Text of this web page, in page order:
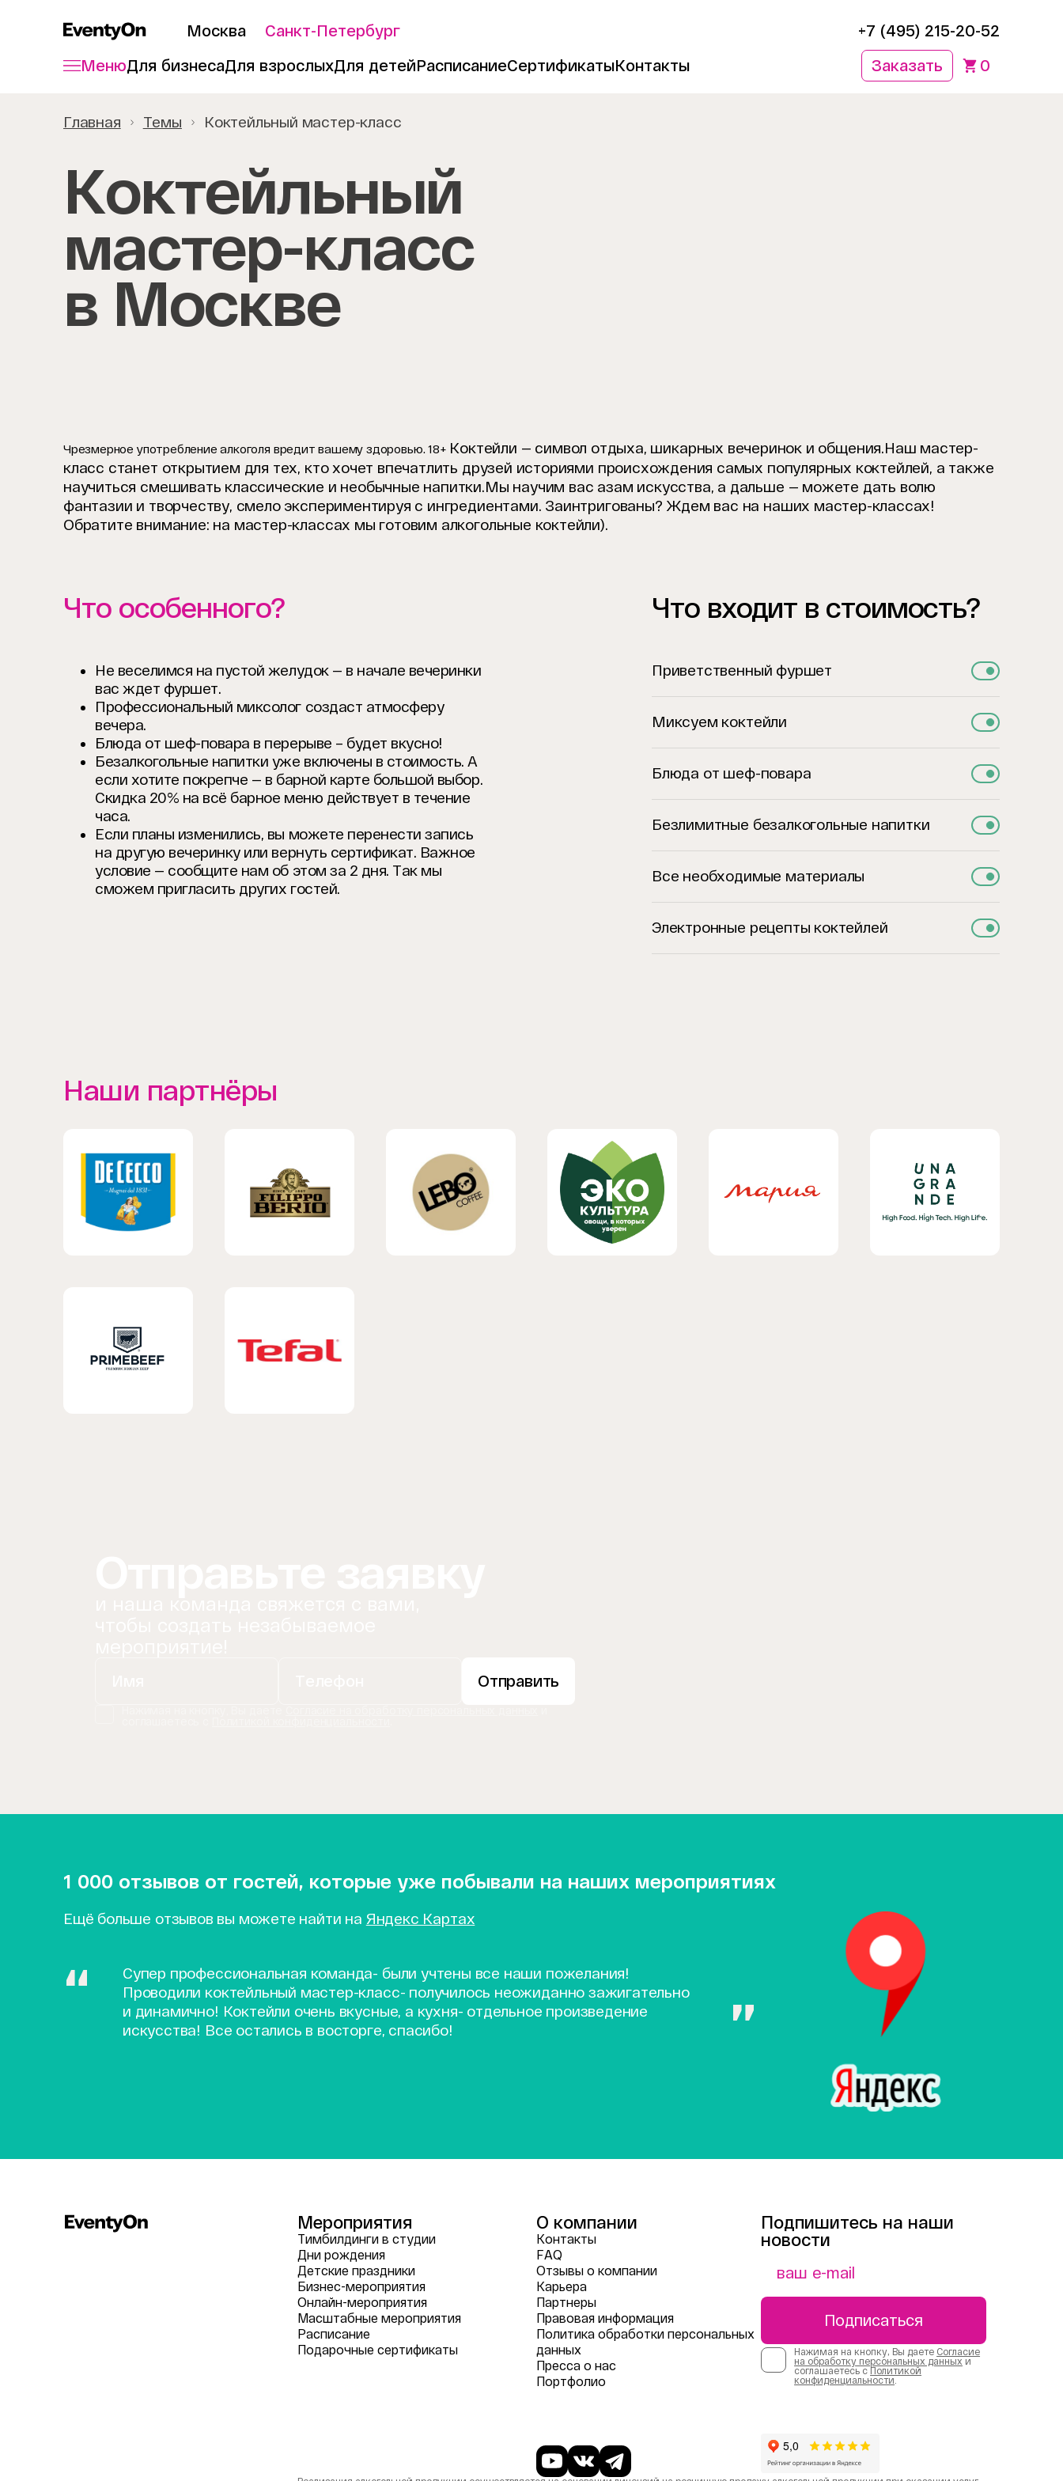
Москва Санкт-Петербург
+7 (495) 215-20-52
МенюДля бизнесаДля взрослыхДля детейРасписаниеСертификатыКонтакты Заказать 0
Главная Темы Коктейльный мастер-класс
Коктейльный
мастер-класс
в Москве
Чрезмерное употребление алкоголя вредит вашему здоровью. 18+Коктейли — символ отдыха, шикарных вечеринок и общения.Наш мастер-
класс станет открытием для тех, кто хочет впечатлить друзей историями происхождения самых популярных коктейлей, а также
научиться смешивать классические и необычные напитки.Мы научим вас азам искусства, а дальше — можете дать волю
фантазии и творчеству, смело экспериментируя с ингредиентами. Заинтригованы? Ждем вас на наших мастер-классах!
Обратите внимание: на мастер-классах мы готовим алкогольные коктейли).
Что особенного?
Не веселимся на пустой желудок — в начале вечеринки
вас ждет фуршет.
Профессиональный миксолог создаст атмосферу
вечера.
Блюда от шеф-повара в перерыве – будет вкусно!
Безалкогольные напитки уже включены в стоимость. А
если хотите покрепче — в барной карте большой выбор.
Скидка 20% на всё барное меню действует в течение
часа.
Если планы изменились, вы можете перенести запись
на другую вечеринку или вернуть сертификат. Важное
условие — сообщите нам об этом за 2 дня. Так мы
сможем пригласить других гостей.
Что входит в стоимость?
Приветственный фуршет
Миксуем коктейли
Блюда от шеф-повара
Безлимитные безалкогольные напитки
Все необходимые материалы
Электронные рецепты коктейлей
Наши партнёры
Отправить
1 000 отзывов от гостей, которые уже побывали на наших мероприятиях
Ещё больше отзывов вы можете найти на Яндекс Картах
Супер профессиональная команда- были учтены все наши пожелания!
Проводили коктейльный мастер-класс- получилось неожиданно зажигательно
и динамично! Коктейли очень вкусные, а кухня- отдельное произведение
искусства! Все остались в восторге, спасибо!
Мероприятия
Тимбилдинги в студии
Дни рождения
Детские праздники
Бизнес-мероприятия
Онлайн-мероприятия
Масштабные мероприятия
Расписание
Подарочные сертификаты
О компании
Контакты
FAQ
Отзывы о компании
Карьера
Партнеры
Правовая информация
Политика обработки персональных
данных
Пресса о нас
Портфолио
Подпишитесь на наши
новости
Подписаться
Нажимая на кнопку, Вы даете Согласие
на обработку персональных данных и
соглашаетесь с Политикой
конфиденциальности.